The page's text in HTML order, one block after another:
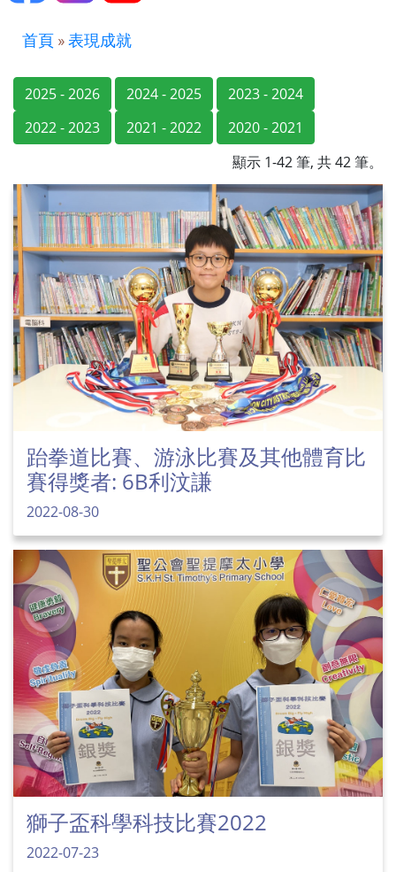
首頁 »表現成就
2025 - 2026 2024 - 2025
2023 - 2024
2022 - 2023
2021 - 2022
2020 - 2021
顯示 1-42 筆, 共 42 筆。
跆拳道比賽、游泳比賽及其他體育比
賽得獎者: 6B利汶謙
2022-08-30
獅子盃科學科技比賽2022
2022-07-23